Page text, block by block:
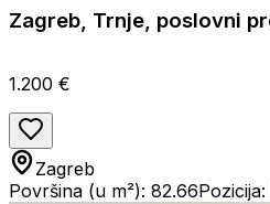
Zagreb, Trnje, poslovni
1.200 €
Zagreb
Površina (u m²): 82.66